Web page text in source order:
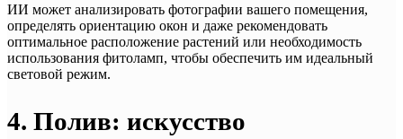
ИИ может анализировать фотографии вашего помещения,
определять ориентацию окон и даже рекомендовать
оптимальное расположение растений или необходимость
использования фитоламп, чтобы обеспечить им идеальный
световой режим.
4. Полив: искусство